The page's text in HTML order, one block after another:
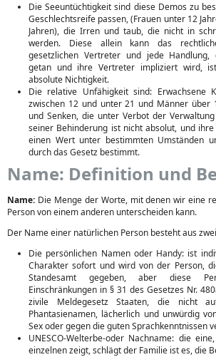
Die Seeuntüchtigkeit sind diese Demos zu
Geschlechtsreife passen, (Frauen unter 12
Jahren), die Irren und taub, die nicht in
werden. Diese allein kann das
gesetzlichen Vertreter und jede Handlung,
getan und ihre Vertreter impliziert wird,
absolute Nichtigkeit.
Die relative Unfähigkeit sind: Erwachsene
zwischen 12 und unter 21 und Männer über
und Senken, die unter Verbot der
seiner Behinderung ist nicht absolut, und
einen Wert unter bestimmten Umständen
durch das Gesetz bestimmt.
Name: Definition und
Name: Die Menge der Worte, mit denen wir eine
Person von einem anderen unterscheiden kann.
Der Name einer natürlichen Person besteht aus
Die persönlichen Namen oder Handy: ist
Charakter sofort und wird von der Person,
Standesamt gegeben, aber diese
Einschränkungen in § 31 des Gesetzes Nr.
zivile Meldegesetz Staaten, die nicht
Phantasienamen, lächerlich und unwürdig
Sex oder gegen die guten Sprachkenntnissen
UNESCO-Welterbe-oder Nachname: die
einzelnen zeigt, schlägt der Familie ist es, die